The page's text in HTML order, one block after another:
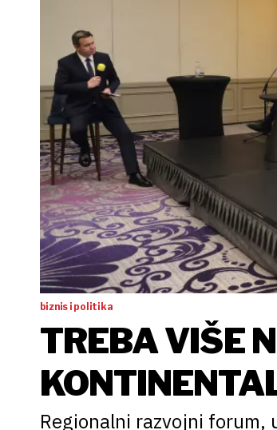
biznis i politika
TREBA VIŠE
Regionalni razvojni forum,